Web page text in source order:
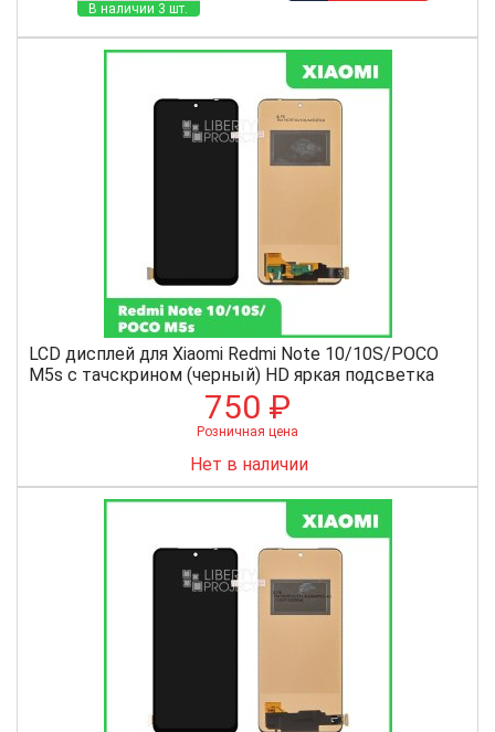
В наличии 3 шт.
LCD дисплей для Xiaomi Redmi Note 10/10S/POCO
M5s с тачскрином (черный) HD яркая подсветка
750 ₽
Розничная цена
Нет в наличии